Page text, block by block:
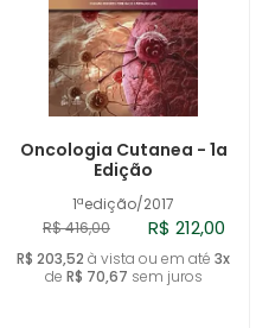
1ªedição/2017
Oncologia Cutanea - 1a
Edição
R$ 416,00 R$ 212,00
R$ 203,52 à vista ou em até 3x
de R$ 70,67 sem juros